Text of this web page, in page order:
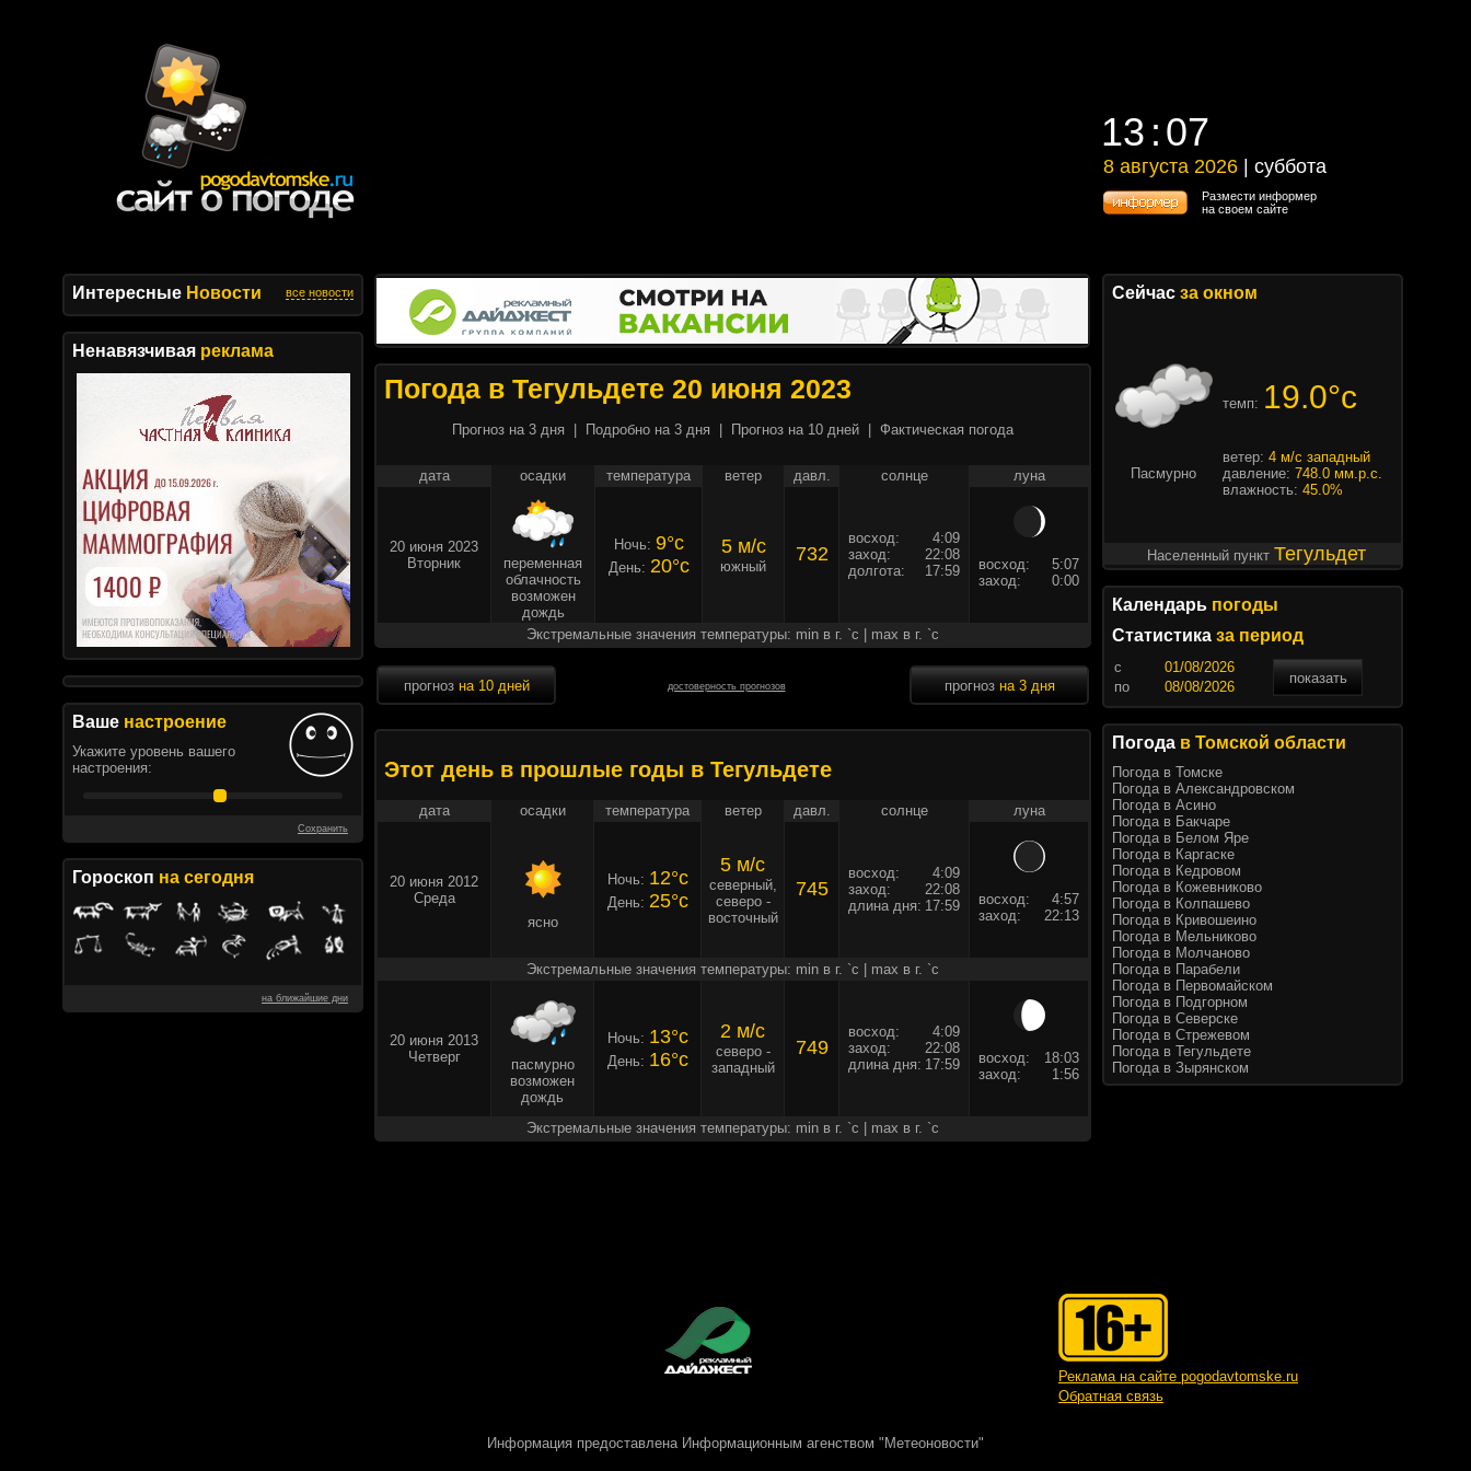
13 07
13 07
8 августа 2026 | суббота
8 августа 2026 | суббота
Размести информер
на своем сайте
Интересные Новости все новости
Ненавязчивая реклама
Ваше настроение
Укажите уровень вашего
настроения:
Сохранить
Гороскоп на сегодня
на ближайшие дни
Погода в Тегульдете 20 июня 2023
Прогноз на 3 дня Подробно на 3 дня Прогноз на 10 дней Фактическая погода
дата осадки температура ветер давл. солнце луна
20 июня 2023
Вторник
переменная
облачность
возможен
дождь
Ночь: 9°c
День: 20°c
5 м/c
южный
732
восход:
4:09
заход:
22:08
долгота:
17:59 восход:
5:07
заход:
0:00
Экстремальные значения температуры: min в г. `c | max в г. `c
прогноз на 10 дней достоверность прогнозов прогноз на 3 дня
Этот день в прошлые годы в Тегульдете
дата осадки температура ветер давл. солнце луна
20 июня 2012
Среда
ясно
Ночь: 12°c
День: 25°c
5 м/c
северный,
северо -
восточный
745
восход:
4:09
заход:
22:08
длина дня: 17:59 восход:
4:57
заход:
22:13
Экстремальные значения температуры: min в г. `c | max в г. `c
20 июня 2013
Четверг
пасмурно
возможен
дождь
Ночь: 13°c
День: 16°c
2 м/c
северо -
западный
749
восход:
4:09
заход:
22:08
длина дня: 17:59 восход:
18:03
заход:
1:56
Экстремальные значения температуры: min в г. `c | max в г. `c
Сейчас за окном
темп: 19.0°c
Пасмурно
ветер: 4 м/с западный
давление: 748.0 мм.р.с.
влажность: 45.0%
Населенный пункт Тегульдет
Календарь погоды
Статистика за период
c
показать
по
Погода в Томской области
Погода в Томске
Погода в Александровском
Погода в Асино
Погода в Бакчаре
Погода в Белом Яре
Погода в Каргаске
Погода в Кедровом
Погода в Кожевниково
Погода в Колпашево
Погода в Кривошеино
Погода в Мельниково
Погода в Молчаново
Погода в Парабели
Погода в Первомайском
Погода в Подгорном
Погода в Северске
Погода в Стрежевом
Погода в Тегульдете
Погода в Зырянском
Реклама на сайте pogodavtomske.ru
Обратная связь
Информация предоставлена Информационным агенством "Метеоновости"